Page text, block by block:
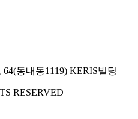
동내동1119) KERIS빌딩
RESERVED